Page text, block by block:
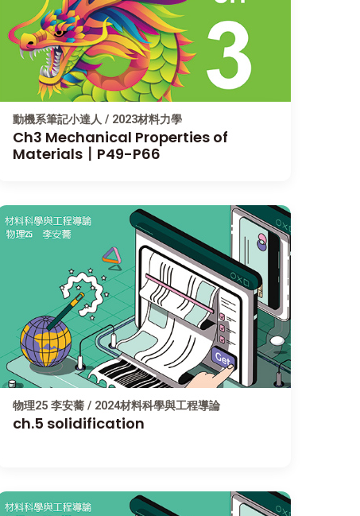
動機系筆記小達人 / 2023材料力學
Ch3 Mechanical Properties of
Materials〡P49-P66
物理25 李安蕎 / 2024材料科學與工程導論
ch.5 solidification